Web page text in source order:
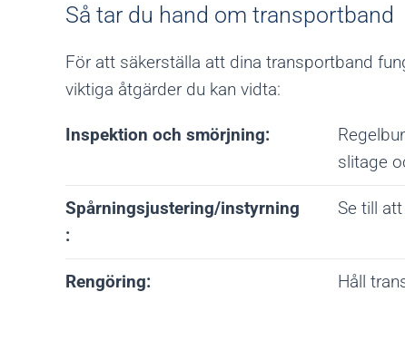
Så tar du hand om transportband
För att säkerställa att dina transportband
viktiga åtgärder du kan vidta:
Inspektion och smörjning:
slitage
Spårningsjustering/instyrning
:
Se till
Rengöring: Håll